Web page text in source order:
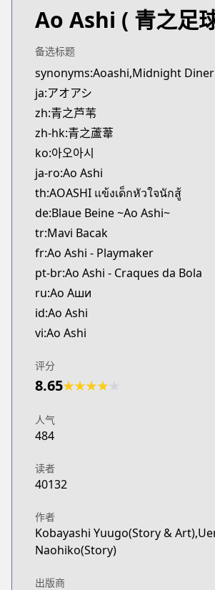
Official Raw
https://bigcomicbros.net/work/
Kitsu
Kitsu
https://kitsu.app/manga/46620
CDJapan
CDJapan
https://www.anime-
MangaUpdates
MangaUpdates
https://
Book☆Walker
https://bookwalker.jp/series/
Official Site
Official Site
https://bigcomics.jp/episodes/
Official Site
https://bigcomicbros.net/work/
Ao Ashi ( 青之足
备选标题
synonyms:Aoashi,Midnight Diner
ja:アオアシ
zh:青之芦苇
zh-hk:青之蘆葦
ko:아오아시
ja-ro:Ao Ashi
th:AOASHI แข้งเด็กหัวใจนักสู้
de:Blaue Beine ~Ao Ashi~
tr:Mavi Bacak
fr:Ao Ashi - Playmaker
pt-br:Ao Ashi - Craques da Bola
ru:Ао Аши
id:Ao Ashi
vi:Ao Ashi
评分
8.65★★★★
人气
484
读者
40132
作者
Kobayashi Yuugo(Story &
Naohiko(Story)
出版商